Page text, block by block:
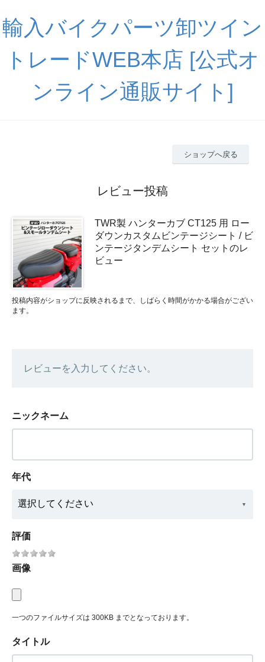
輸入バイクパーツ卸ツイン
トレードWEB本店 [公式オ
ンライン通販サイト]
ショップへ戻る
レビュー投稿
TWR製 ハンターカブ CT125 用 ロー
ダウンカスタムビンテージシート / ビ
ンテージタンデムシート セットのレ
ビュー
投稿内容がショップに反映されるまで、しばらく時間がかかる場合がござい
ます。
レビューを入力してください。
ニックネーム
年代
評価
画像
一つのファイルサイズは 300KB までとなっております。
タイトル